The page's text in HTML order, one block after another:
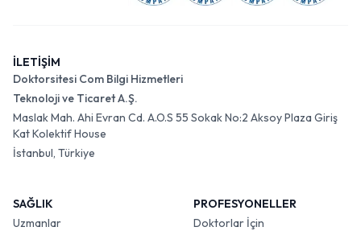
İLETİŞİM
Doktorsitesi Com Bilgi Hizmetleri
Teknoloji ve Ticaret A.Ş.
Maslak Mah. Ahi Evran Cd. A.O.S 55 Sokak No:2 Aksoy Plaza Giriş
Kat Kolektif House
İstanbul, Türkiye
SAĞLIK
Uzmanlar
PROFESYONELLER
Doktorlar İçin